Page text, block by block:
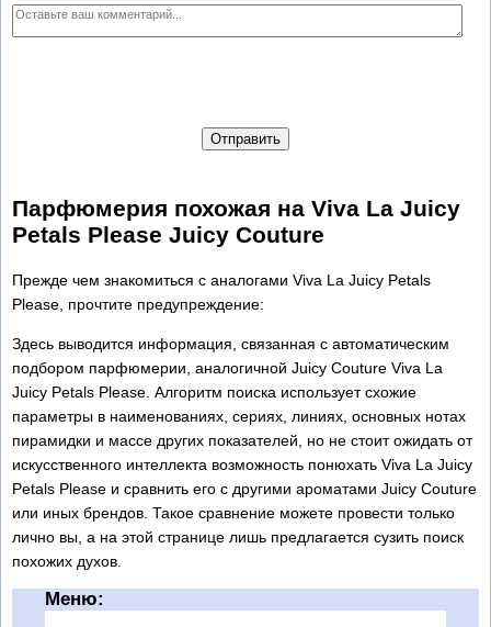
Отправить
Парфюмерия похожая на Viva La Juicy
Petals Please Juicy Couture
Прежде чем знакомиться с аналогами Viva La Juicy Petals
Please, прочтите предупреждение:
Здесь выводится информация, связанная с автоматическим
подбором парфюмерии, аналогичной Juicy Couture Viva La
Juicy Petals Please. Алгоритм поиска использует схожие
параметры в наименованиях, сериях, линиях, основных нотах
пирамидки и массе других показателей, но не стоит ожидать от
искусственного интеллекта возможность понюхать Viva La Juicy
Petals Please и сравнить его с другими ароматами Juicy Couture
или иных брендов. Такое сравнение можете провести только
лично вы, а на этой странице лишь предлагается сузить поиск
похожих духов.
Меню: